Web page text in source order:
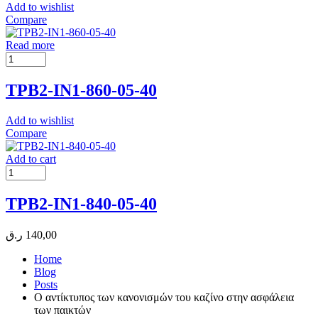
Add to wishlist
Compare
Read more
TPB2-IN1-860-05-40
Add to wishlist
Compare
Add to cart
TPB2-IN1-840-05-40
140,00 ر.ق
Home
Blog
Posts
Ο αντίκτυπος των κανονισμών του καζίνο στην ασφάλεια
των παικτών